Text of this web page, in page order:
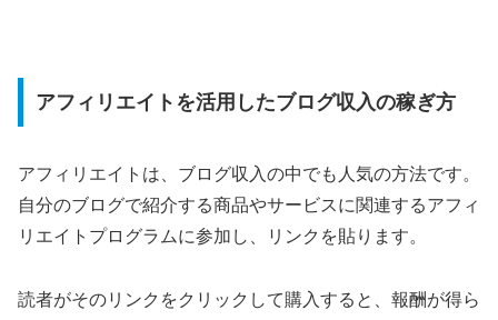
アフィリエイトを活用したブログ収入の稼ぎ方
アフィリエイトは、ブログ収入の中でも人気の方法です。
自分のブログで紹介する商品やサービスに関連するアフィ
リエイトプログラムに参加し、リンクを貼ります。
読者がそのリンクをクリックして購入すると、報酬が得ら